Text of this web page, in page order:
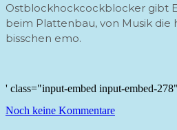
' class="input-embed input-embed-
Ostblockhockcockblocker gibt
beim Plattenbau, von Musik die
bisschen emo.
Noch keine Kommentare